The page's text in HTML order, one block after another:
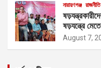
নারায়ণগঞ্জ রাজনীতি
ষড়যন্ত্রে
August 7,